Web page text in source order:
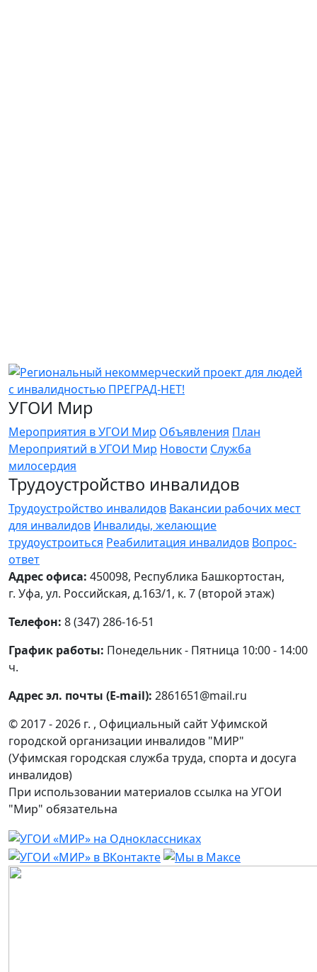
УГОИ Мир
Мероприятия в УГОИ Мир Объявления План
Мероприятий в УГОИ Мир Новости Служба
милосердия
Трудоустройство инвалидов
Трудоустройство инвалидов Вакансии рабочих мест
для инвалидов Инвалиды, желающие
трудоустроиться Реабилитация инвалидов Вопрос-
ответ
Адрес офиса: 450098, Республика Башкортостан,
г. Уфа, ул. Российская, д.163/1, к. 7 (второй этаж)
Телефон: 8 (347) 286-16-51
График работы: Понедельник - Пятница 10:00 - 14:00
ч.
Адрес эл. почты (E-mail): 2861651@mail.ru
© 2017 - 2026 г. , Официальный сайт Уфимской
городской организации инвалидов "МИР"
(Уфимская городская служба труда, спорта и досуга
инвалидов)
При использовании материалов ссылка на УГОИ
"Мир" обязательна